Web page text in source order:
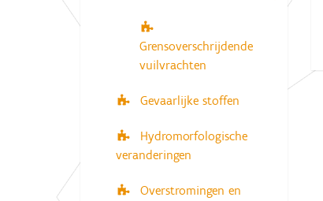
Grensoverschrijdende
vuilvrachten
Gevaarlijke stoffen
Hydromorfologische
veranderingen
Overstromingen en